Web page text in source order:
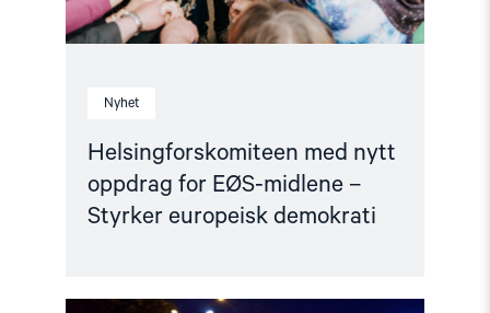
Nyhet
Helsingforskomiteen med nytt
oppdrag for EØS-midlene –
Styrker europeisk demokrati
demokrati"